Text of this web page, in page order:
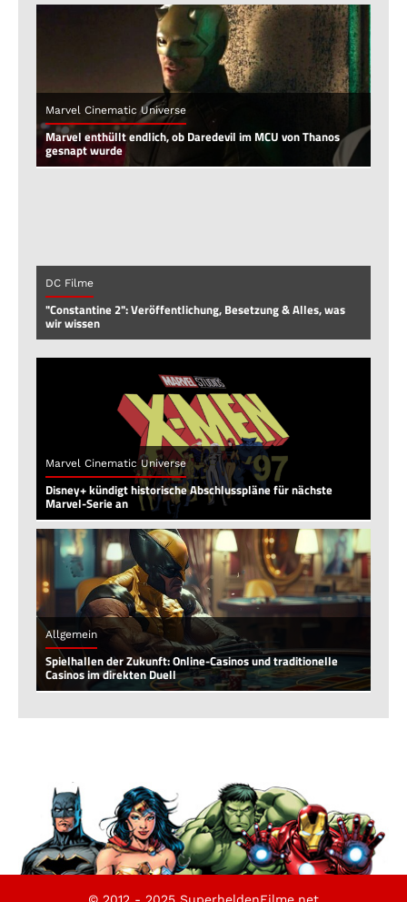
Marvel Cinematic Universe
Marvel enthüllt endlich, ob Daredevil im MCU von Thanos
gesnapt wurde
DC Filme
"Constantine 2": Veröffentlichung, Besetzung & Alles, was
wir wissen
Marvel Cinematic Universe
Disney+ kündigt historische Abschlusspläne für nächste
Marvel-Serie an
Allgemein
Spielhallen der Zukunft: Online-Casinos und traditionelle
Casinos im direkten Duell
© 2012 - 2025 SuperheldenFilme.net